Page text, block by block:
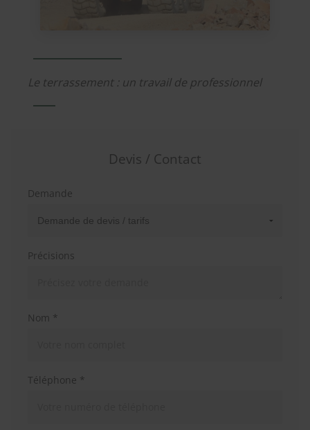
Le terrassement : un travail de professionnel
Devis / Contact
Demande
Précisions
Nom *
Téléphone *